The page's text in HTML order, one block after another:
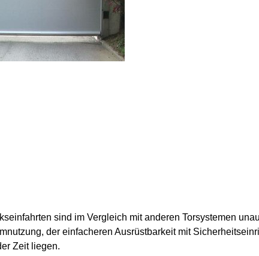
sind im Vergleich mit anderen Torsystemen
der einfacheren Ausrüstbarkeit mit
Zeit liegen.